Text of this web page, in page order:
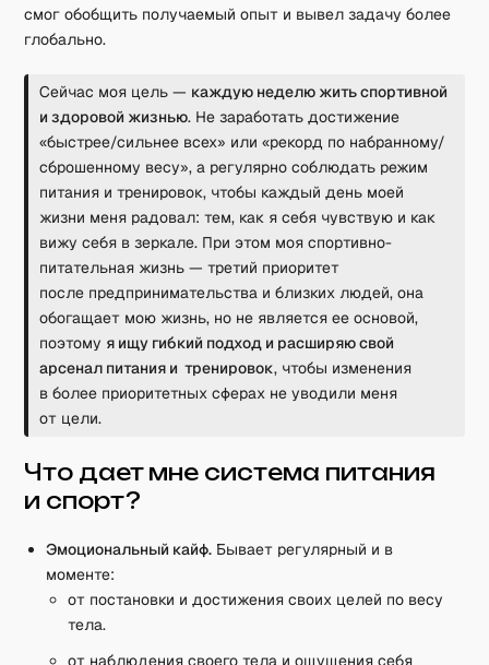
смог обобщить получаемый опыт и вывел задачу более
глобально.
Сейчас моя цель — каждую неделю жить спортивной
и здоровой жизнью. Не заработать достижение
«быстрее/сильнее всех» или «рекорд по набранному/
сброшенному весу», а регулярно соблюдать режим
питания и тренировок, чтобы каждый день моей
жизни меня радовал: тем, как я себя чувствую и как
вижу себя в зеркале. При этом моя спортивно-
питательная жизнь — третий приоритет
после предпринимательства и близких людей, она
обогащает мою жизнь, но не является ее основой,
поэтому я ищу гибкий подход и расширяю свой
арсенал питания и тренировок, чтобы изменения
в более приоритетных сферах не уводили меня
от цели.
Что дает мне система питания
и спорт?
Эмоциональный кайф. Бывает регулярный и в
моменте:
от постановки и достижения своих целей по весу
тела.
от наблюдения своего тела и ощущения себя